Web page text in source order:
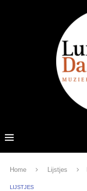
Home Lijstjes
LIJSTJES